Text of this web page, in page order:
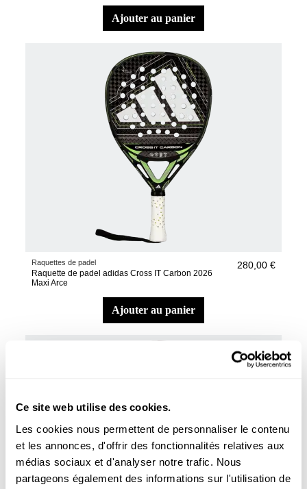
Ce site web utilise des cookies.
Les cookies nous permettent de personnaliser le contenu
et les annonces, d'offrir des fonctionnalités relatives aux
médias sociaux et d'analyser notre trafic. Nous
partageons également des informations sur l'utilisation de
ajouter au panier
Raquettes de padel
Raquette de padel adidas Cross IT Carbon 2026
Maxi Arce
280,00 €
ajouter au panier